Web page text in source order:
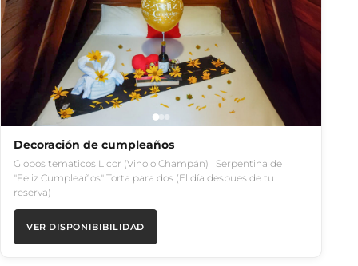
Decoración de cumpleaños
Globos tematicos Licor (Vino o Champán) Serpentina de
"Feliz Cumpleaños" Torta para dos (El día despues de tu
reserva)
VER DISPONIBIBILIDAD